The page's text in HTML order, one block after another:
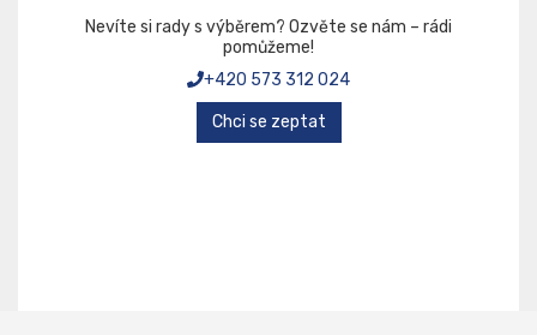
Nevíte si rady s výběrem? Ozvěte se nám – rádi
pomůžeme!
+420 573 312 024
Chci se zeptat